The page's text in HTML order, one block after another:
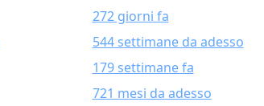
272 giorni fa
544 settimane da adesso
179 settimane fa
721 mesi da adesso